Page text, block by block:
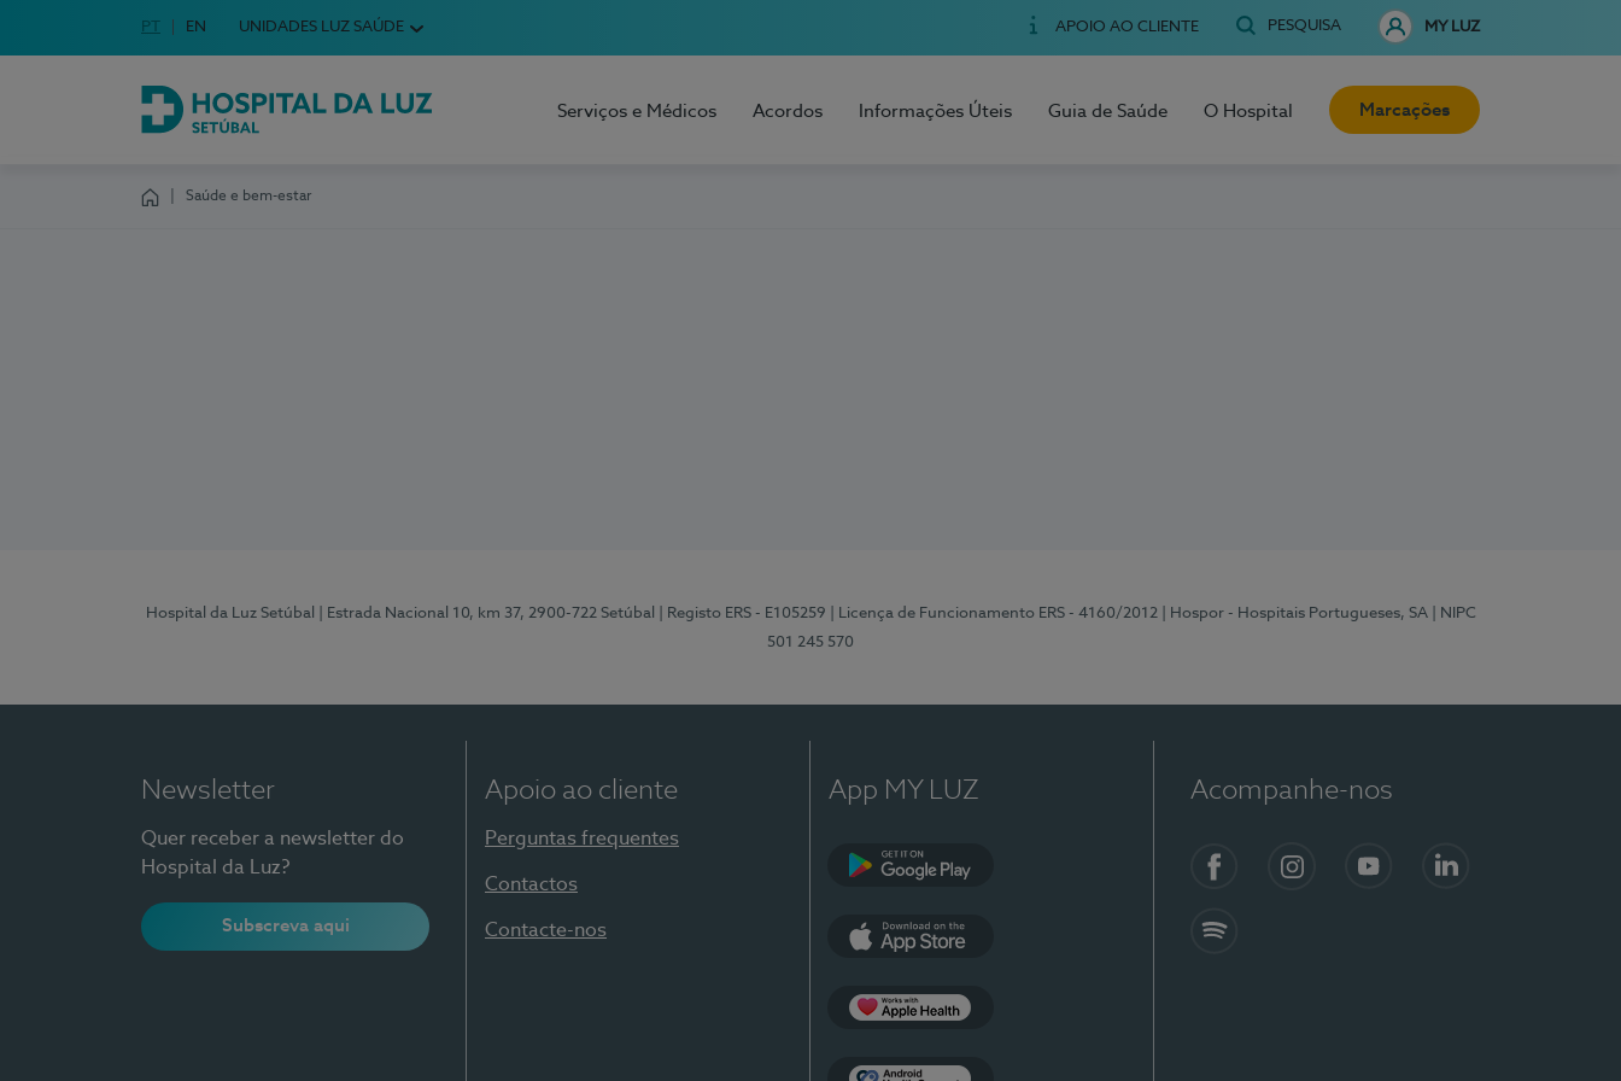
Escolha o seu idioma
Idioma em Português
PT English Language
EN UNIDADES LUZ SAÚDE APOIO AO CLIENTE PESQUISA MY LUZ
Hospital da Luz Setúbal
Serviços e Médicos Acordos Informações Úteis Guia de Saúde O Hospital Marcações
Saúde e bem-estar
Hospital da Luz Setúbal | Estrada Nacional 10, km 37, 2900-722 Setúbal | Registo ERS - E105259 | Licença de Funcionamento ERS - 4160/2012 | Hospor - Hospitais Portugueses, SA
| NIPC
501 245 570
Newsletter
Quer receber a newsletter do
Hospital da Luz?
Subscreva aqui
Apoio ao cliente
Perguntas frequentes
Contactos
Contacte-nos
App MY LUZ Acompanhe-nos